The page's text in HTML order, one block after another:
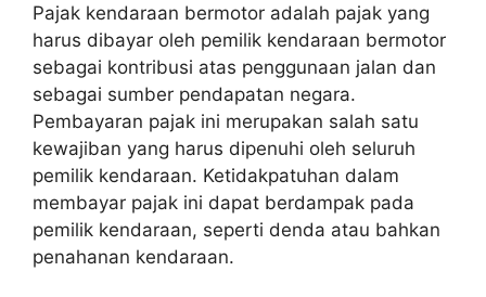
Pajak kendaraan bermotor adalah pajak yang
harus dibayar oleh pemilik kendaraan bermotor
sebagai kontribusi atas penggunaan jalan dan
sebagai sumber pendapatan negara.
Pembayaran pajak ini merupakan salah satu
kewajiban yang harus dipenuhi oleh seluruh
pemilik kendaraan. Ketidakpatuhan dalam
membayar pajak ini dapat berdampak pada
pemilik kendaraan, seperti denda atau bahkan
penahanan kendaraan.